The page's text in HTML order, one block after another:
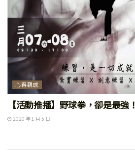
心得觀感
【活動推播】野球拳，卻是最強！
2020 年 1 月 5 日